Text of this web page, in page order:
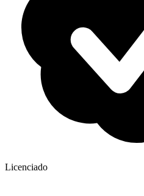
Licenciado